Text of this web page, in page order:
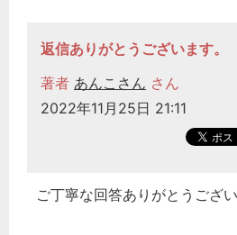
返信ありがとうございます。
著者 あんこさん さん
2022年11月25日 21:11
ご丁寧な回答ありがとうござい